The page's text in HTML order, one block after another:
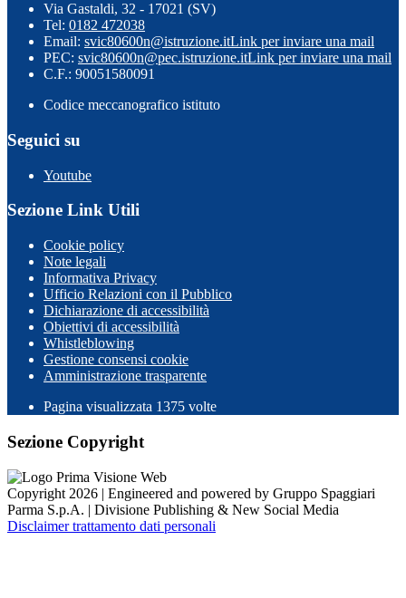
Via Gastaldi, 32 - 17021 (SV)
Tel: 0182 472038
Email: svic80600n@istruzione.itLink per inviare una mail
PEC: svic80600n@pec.istruzione.itLink per inviare una mail
C.F.: 90051580091
Codice meccanografico istituto
Seguici su
Youtube
Sezione Link Utili
Cookie policy
Note legali
Informativa Privacy
Ufficio Relazioni con il Pubblico
Dichiarazione di accessibilità
Obiettivi di accessibilità
Whistleblowing
Gestione consensi cookie
Amministrazione trasparente
Pagina visualizzata 1375 volte
Sezione Copyright
Copyright 2026 | Engineered and powered by Gruppo Spaggiari
Parma S.p.A. | Divisione Publishing & New Social Media
Disclaimer trattamento dati personali